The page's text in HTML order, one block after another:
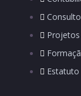
Estatuto